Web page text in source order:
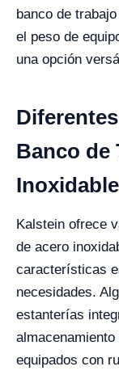
banco de
el peso de
una opción
Banco de
Kalstein ofrece
de acero
características
necesidades.
estanterías
equipados con